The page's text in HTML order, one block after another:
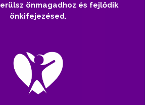
önmagadhoz és fejlődik
önkifejezésed.